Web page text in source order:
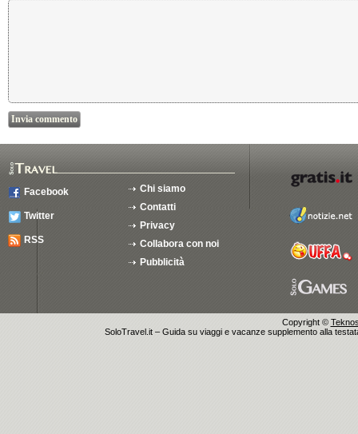
Facebook
Twitter
RSS
Chi siamo
Contatti
Privacy
Collabora con noi
Pubblicità
Copyright ©
SoloTravel.it – Guida su viaggi e vacanze supplemento alla